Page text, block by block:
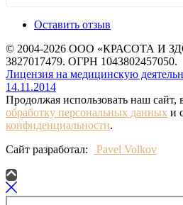
Оставить отзыв
© 2004-2026 ООО «КРАСОТА И
3827017479. ОГРН 1043802457050.
Лицензия на медицинскую
14.11.2014
Продолжая использовать наш сайт,
обработку персональных данных и
конфиденциальности.
Сайт разработал:
Pavel Volkov